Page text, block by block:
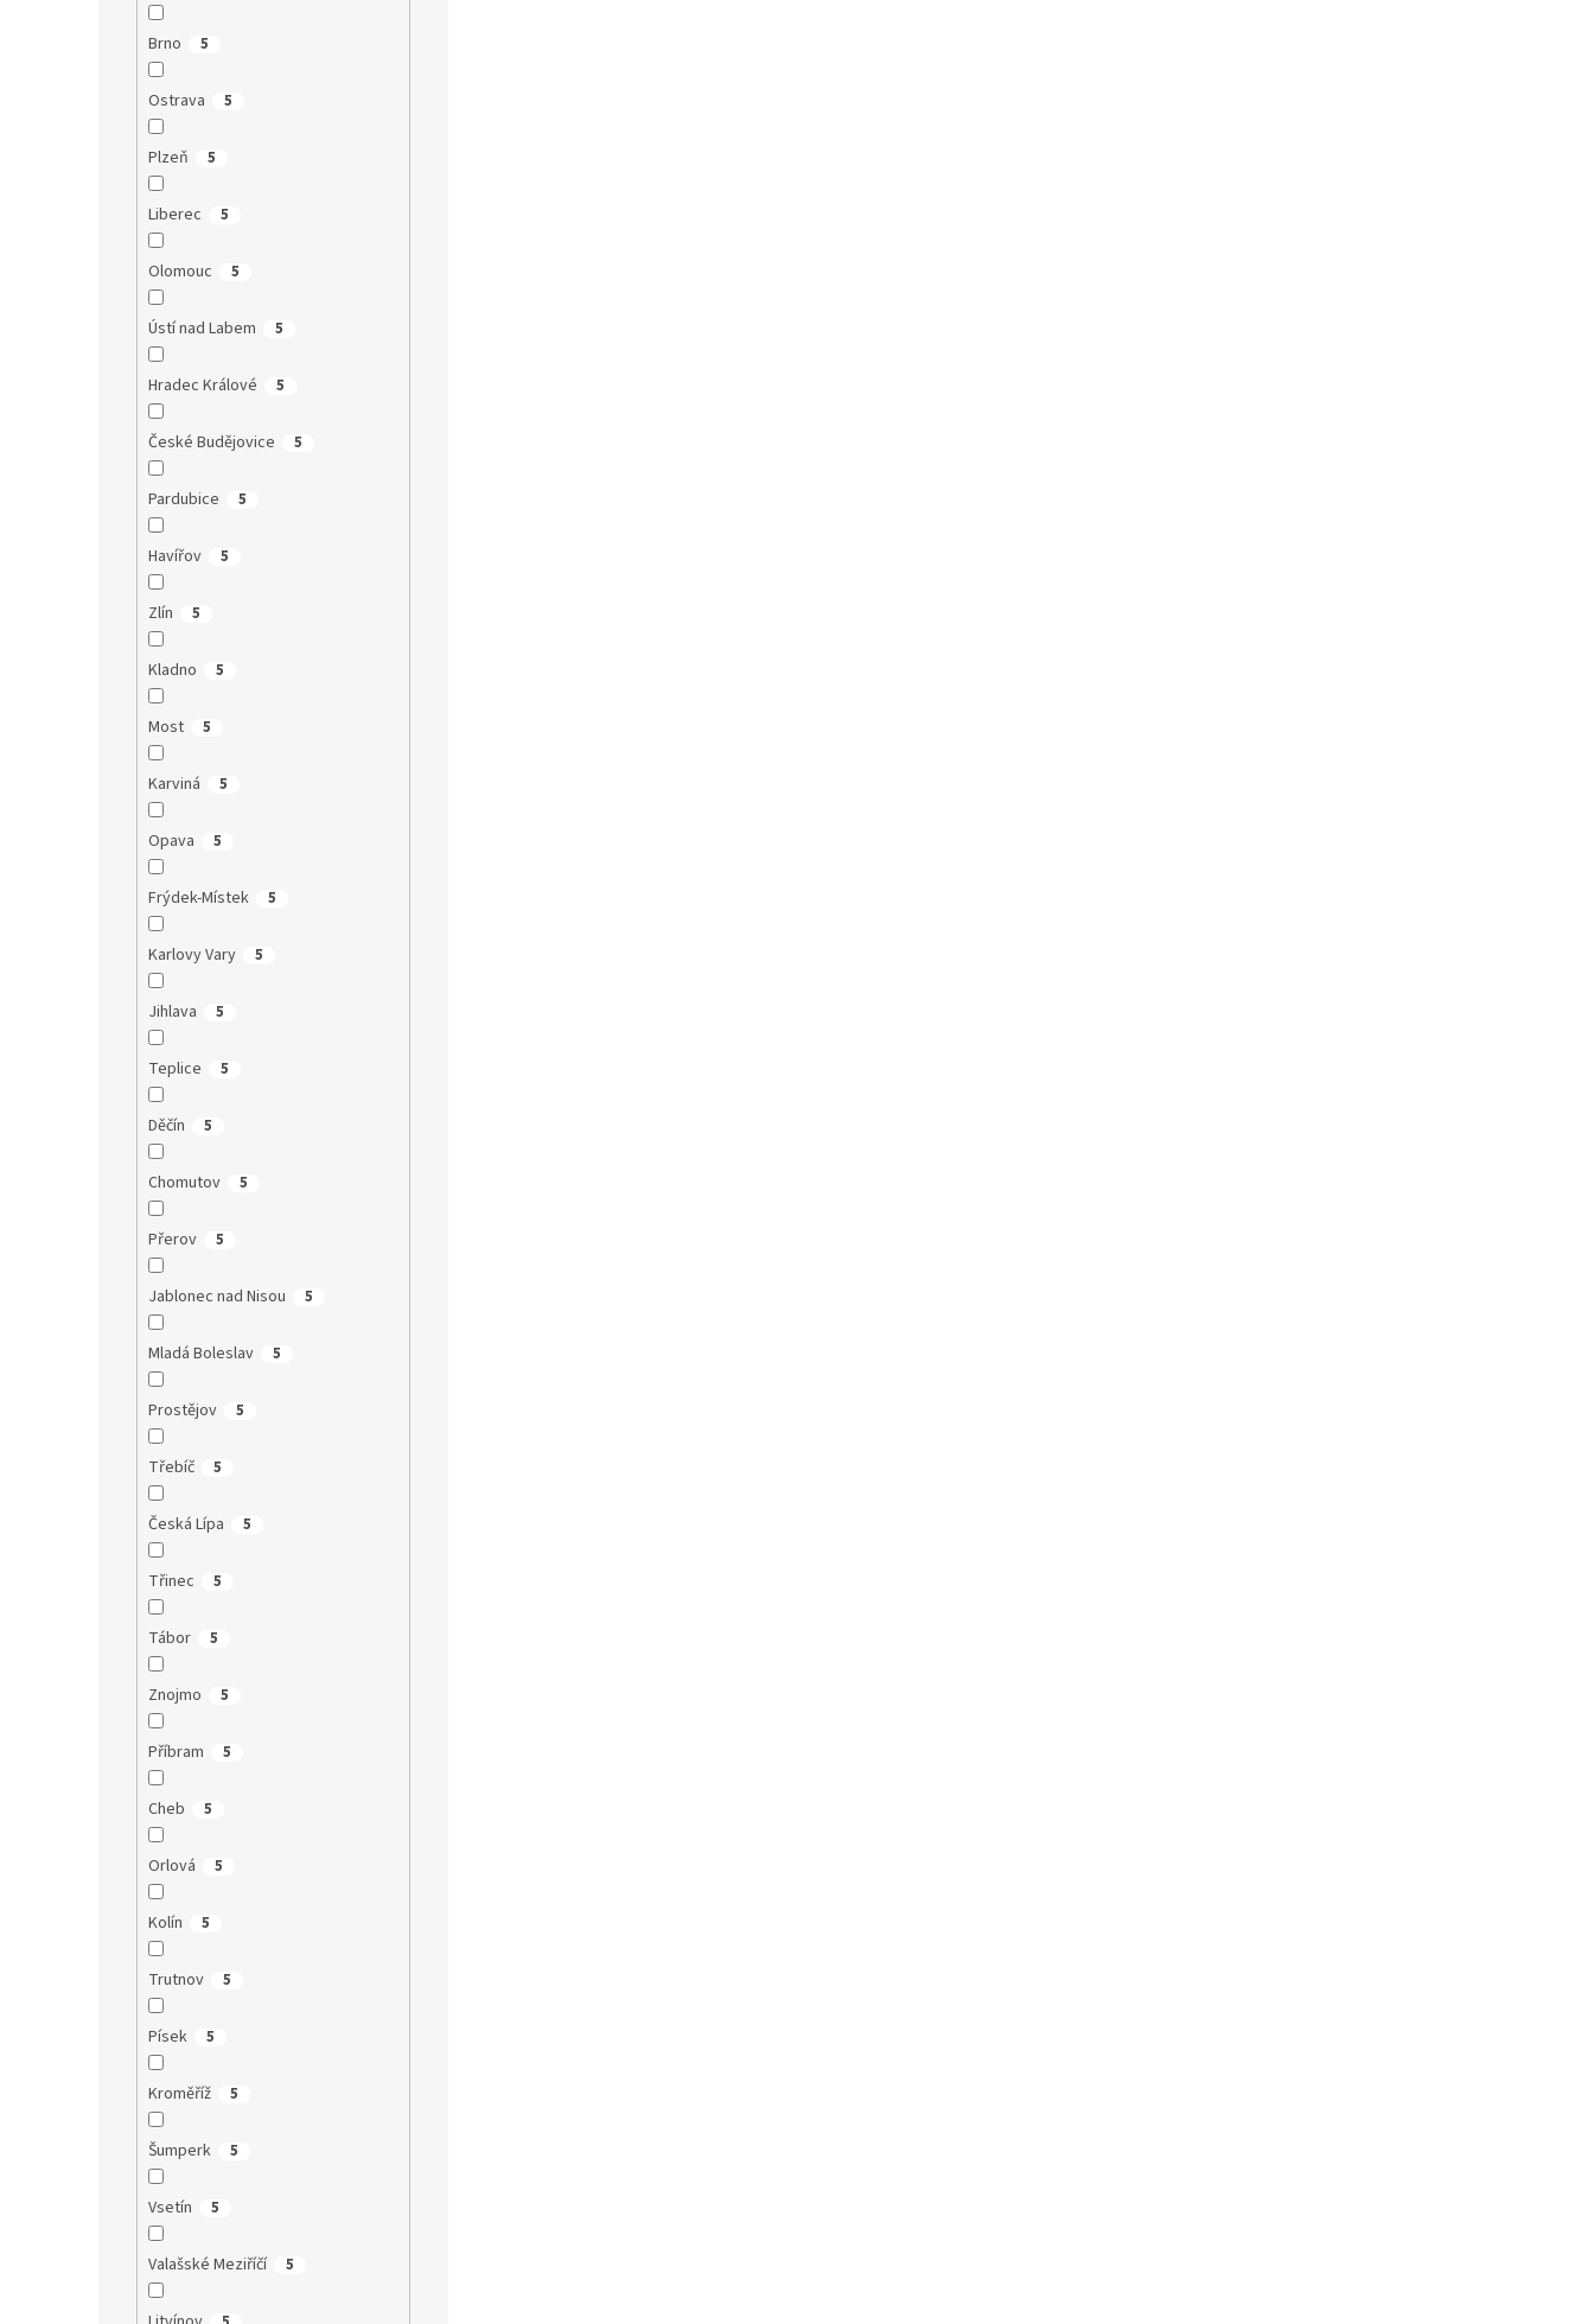
Brno 5
Ostrava 5
Plzeň 5
Liberec 5
Olomouc 5
Ústí nad Labem 5
Hradec Králové 5
České Budějovice 5
Pardubice 5
Havířov 5
Zlín 5
Kladno 5
Most 5
Karviná 5
Opava 5
Frýdek-Místek 5
Karlovy Vary 5
Jihlava 5
Teplice 5
Děčín 5
Chomutov 5
Přerov 5
Jablonec nad Nisou 5
Mladá Boleslav 5
Prostějov 5
Třebíč 5
Česká Lípa 5
Třinec 5
Tábor 5
Znojmo 5
Příbram 5
Cheb 5
Orlová 5
Kolín 5
Trutnov 5
Písek 5
Kroměříž 5
Šumperk 5
Vsetín 5
Valašské Meziříčí 5